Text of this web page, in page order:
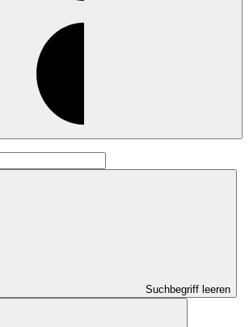
Suchbegriff leeren